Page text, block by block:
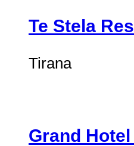
Te Stela
Tirana
Grand